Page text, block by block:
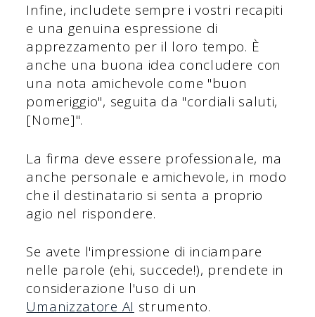
Infine, includete sempre i vostri recapiti
e una genuina espressione di
apprezzamento per il loro tempo. È
anche una buona idea concludere con
una nota amichevole come "buon
pomeriggio", seguita da "cordiali saluti,
[Nome]".
La firma deve essere professionale, ma
anche personale e amichevole, in modo
che il destinatario si senta a proprio
agio nel rispondere.
Se avete l'impressione di inciampare
nelle parole (ehi, succede!), prendete in
considerazione l'uso di un
Umanizzatore AI strumento.